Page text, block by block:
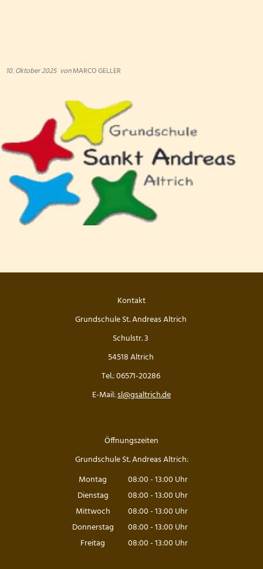
10. Oktober 2025 vonMARCO GELLER
Kontakt
Grundschule St. Andreas Altrich
Schulstr. 3
54518 Altrich
Tel.: 06571-20286
E-Mail:sl@gsaltrich.de
Öffnungszeiten
Grundschule St. Andreas Altrich:
Montag
08:00-13:00 Uhr
Von 08:00 bis 13:00 Uhr
Dienstag 08:00-13:00 Uhr
Von 08:00 bis 13:00 Uhr
Mittwoch 08:00-13:00 Uhr
Von 08:00 bis 13:00 Uhr
Donnerstag 08:00-13:00 Uhr
Von 08:00 bis 13:00 Uhr
Freitag 08:00-13:00 Uhr